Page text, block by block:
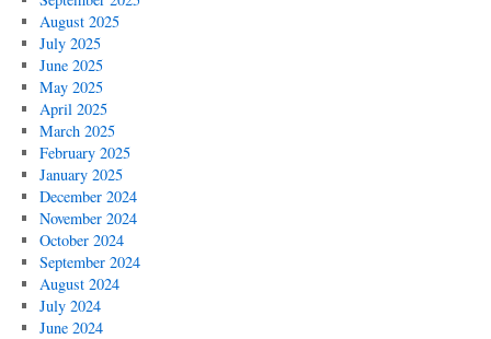
August 2025
July 2025
June 2025
May 2025
April 2025
March 2025
February 2025
January 2025
December 2024
November 2024
October 2024
September 2024
August 2024
July 2024
June 2024